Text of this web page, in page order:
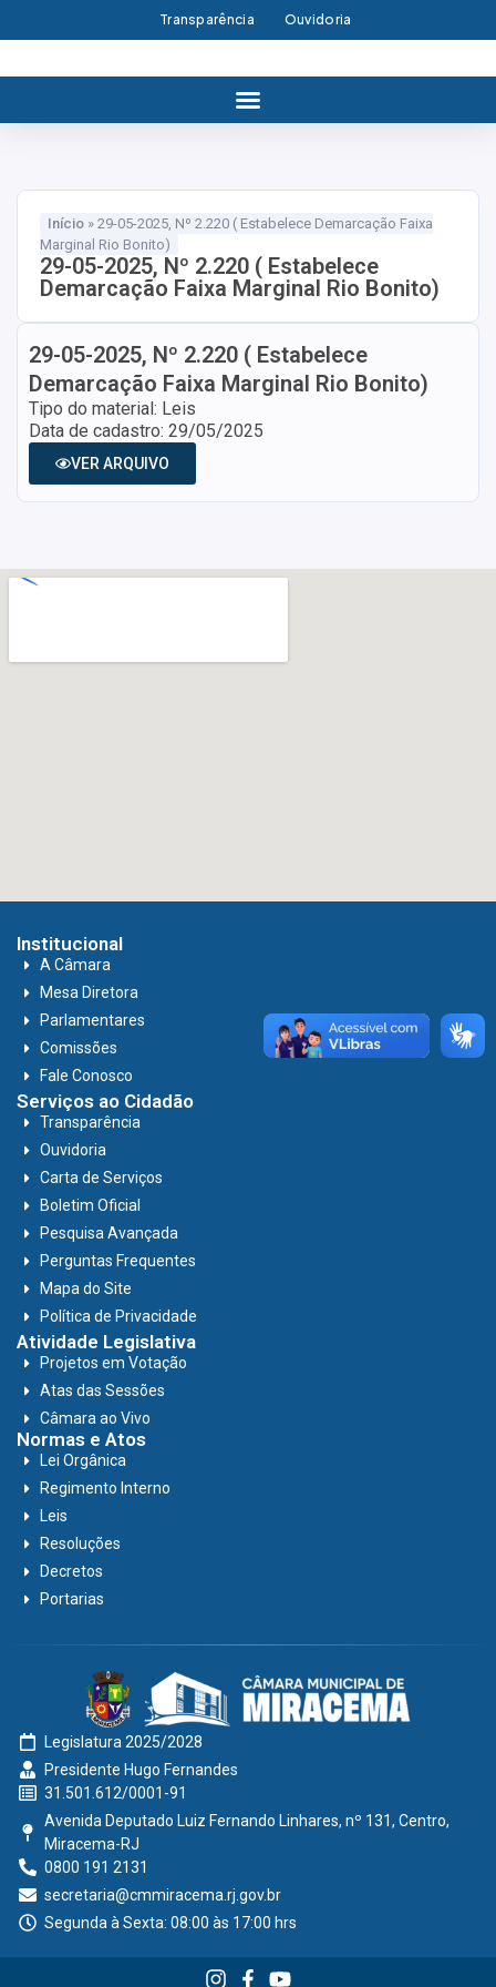
Transparência Ouvidoria
Início » 29-05-2025, Nº 2.220 ( Estabelece Demarcação Faixa
Marginal Rio Bonito)
29-05-2025, Nº 2.220 ( Estabelece
Demarcação Faixa Marginal Rio Bonito)
29-05-2025, Nº 2.220 ( Estabelece
Demarcação Faixa Marginal Rio Bonito)
Tipo do material: Leis
Data de cadastro: 29/05/2025
VER ARQUIVO
Institucional
A Câmara
Mesa Diretora
Parlamentares
Comissões
Fale Conosco
Serviços ao Cidadão
Transparência
Ouvidoria
Carta de Serviços
Boletim Oficial
Pesquisa Avançada
Perguntas Frequentes
Mapa do Site
Política de Privacidade
Atividade Legislativa
Projetos em Votação
Atas das Sessões
Câmara ao Vivo
Normas e Atos
Lei Orgânica
Regimento Interno
Leis
Resoluções
Decretos
Portarias
Legislatura 2025/2028
Presidente Hugo Fernandes
31.501.612/0001-91
Avenida Deputado Luiz Fernando Linhares, nº 131, Centro,
Miracema-RJ
0800 191 2131
secretaria@cmmiracema.rj.gov.br
Segunda à Sexta: 08:00 às 17:00 hrs